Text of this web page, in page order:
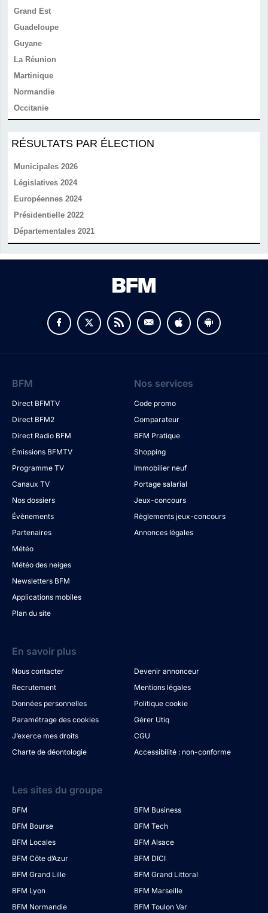
Grand Est
Guadeloupe
Guyane
La Réunion
Martinique
Normandie
Occitanie
RÉSULTATS PAR ÉLECTION
Municipales 2026
Législatives 2024
Européennes 2024
Présidentielle 2022
Départementales 2021
v
BFM
Direct BFMTV
Direct BFM2
Direct Radio BFM
Émissions BFMTV
Programme TV
Canaux TV
Nos dossiers
Évènements
Partenaires
Météo
Météo des neiges
Newsletters BFM
Applications mobiles
Plan du site
Nos services
Code promo
Comparateur
BFM Pratique
Shopping
Immobilier neuf
Portage salarial
Jeux-concours
Règlements jeux-concours
Annonces légales
En savoir plus
Nous contacter
Devenir annonceur
Recrutement
Mentions légales
Données personnelles
Politique cookie
Paramétrage des cookies
Gérer Utiq
J’exerce mes droits
CGU
Charte de déontologie
Accessibilité : non-conforme
Les sites du groupe
BFM
BFM Business
BFM Bourse
BFM Tech
BFM Locales
BFM Alsace
BFM Côte d’Azur
BFM DICI
BFM Grand Lille
BFM Grand Littoral
BFM Lyon
BFM Marseille
BFM Normandie
BFM Toulon Var